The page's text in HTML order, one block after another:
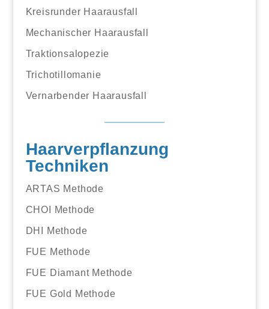
Kreisrunder Haarausfall
Mechanischer Haarausfall
Traktionsalopezie
Trichotillomanie
Vernarbender Haarausfall
Haarverpflanzung
Techniken
ARTAS Methode
CHOI Methode
DHI Methode
FUE Methode
FUE Diamant Methode
FUE Gold Methode